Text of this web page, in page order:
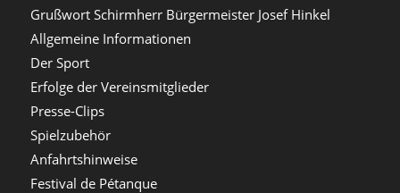
Grußwort Schirmherr Bürgermeister Josef Hinkel
Allgemeine Informationen
Der Sport
Erfolge der Vereinsmitglieder
Presse-Clips
Spielzubehör
Anfahrtshinweise
Festival de Pétanque